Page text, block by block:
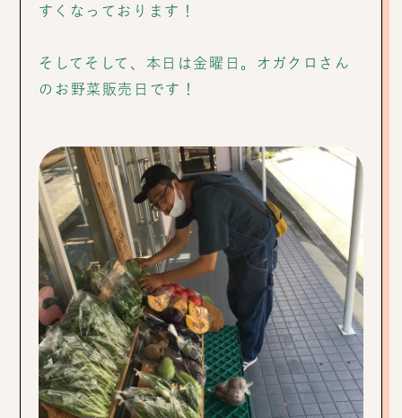
すくなっております！
そしてそして、本日は金曜日。オガクロさん
のお野菜販売日です！